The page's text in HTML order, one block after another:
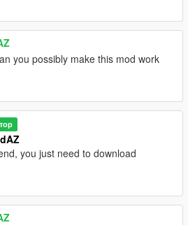
you possibly make this mod work
you just need to download